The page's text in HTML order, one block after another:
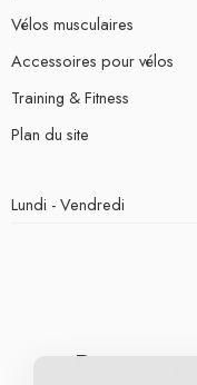
Vélos musculaires
Accessoires pour vélos
Training & Fitness
Plan du site
Lundi - Vendredi
Retours